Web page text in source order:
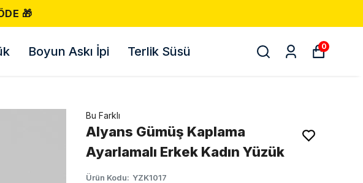
🎁
Boyun Askı İpi Terlik Süsü 0
Bu Farklı
Alyans Gümüş Kaplama
Ayarlamalı Erkek Kadın Yüzük
Ürün Kodu: YZK1017